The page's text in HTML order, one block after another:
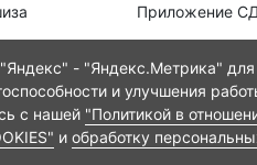
Приложение
- "Яндекс.Метрика" для
и улучшения
с нашей "Политикой в
и обработку